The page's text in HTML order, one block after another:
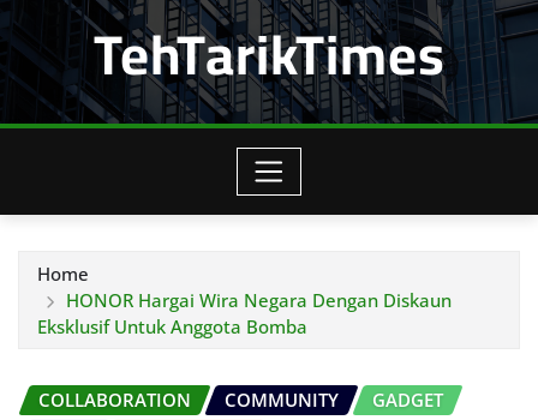
TehTarikTimes
Home
HONOR Hargai Wira Negara Dengan Diskaun
Eksklusif Untuk Anggota Bomba
COLLABORATION COMMUNITY
GADGET